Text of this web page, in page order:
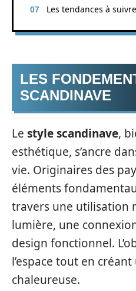
Les tendances à
LES
SCANDINAVE
Le style scandinave,
esthétique, s’ancre
vie. Originaires des
éléments
travers une utilisation
lumière, une
design fonctionnel.
l’espace tout en
chaleureuse.